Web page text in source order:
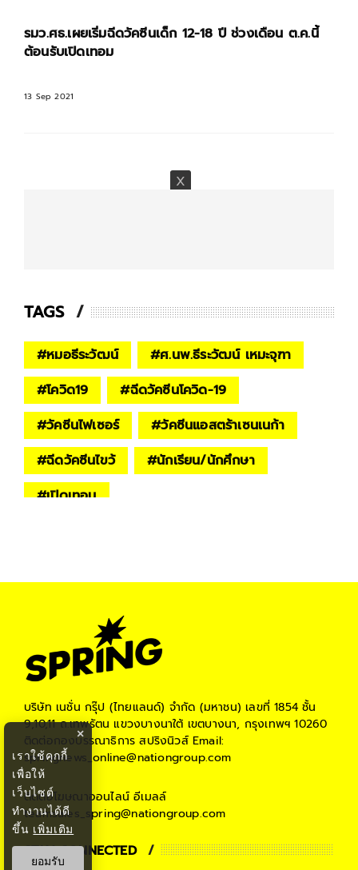
รมว.ศธ.เผยเริ่มฉีดวัคซีนเด็ก 12-18 ปี ช่วงเดือน ต.ค.นี้
ต้อนรับเปิดเทอม
13 Sep 2021
TAGS
#หมอธีระวัฒน์ #ศ.นพ.ธีระวัฒน์ เหมะจุฑา
#โควิด19 #ฉีดวัคซีนโควิด-19
#วัคซีนไฟเซอร์ #วัคซีนแอสตร้าเซนเนก้า
#ฉีดวัคซีนไขว้ #นักเรียน/นักศึกษา
#เปิดเทอม
บริษัท เนชั่น กรุ๊ป (ไทยแลนด์) จำกัด (มหาชน) เลขที่ 1854 ชั้น
9,10,11 ถ.เทพรัตน แขวงบางนาใต้ เขตบางนา, กรุงเทพฯ 10260
ติดต่อกองบรรณาธิการ สปริงนิวส์Email:
springnews_online@nationgroup.com
ติดต่อโฆษณาออนไลน์ อีเมลล์
teamsales_spring@nationgroup.com
STAY CONNECTED
×
เราใช้คุกกี้
เพื่อให้
เว็บไซต์
ทำงานได้ดี
ขึ้น เพิ่มเติม
ยอมรับ